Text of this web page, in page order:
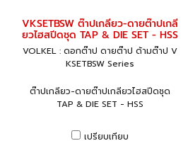
VKSETBSW ต๊าปเกลียว-ดายต๊าปเกลี
ยวไฮสปีดชุด TAP & DIE SET - HSS
VOLKEL : ดอกต๊าป ดายต๊าป ด้ามต๊าป V
KSETBSW Series
ต๊าปเกลียว-ดายต๊าปเกลียวไฮสปีดชุด
TAP & DIE SET - HSS
เปรียบเทียบ